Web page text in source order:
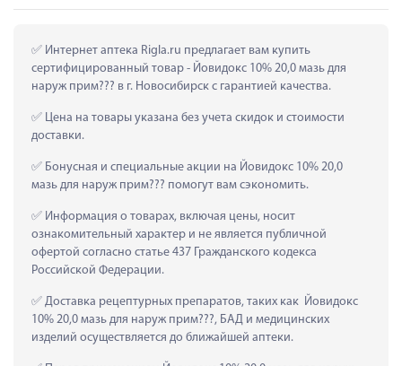
Интернет аптека Rigla.ru предлагает вам купить
сертифицированный товар - Йовидокс 10% 20,0 мазь для
наруж прим??? в г. Новосибирск с гарантией качества.
Цена на товары указана без учета скидок и стоимости
доставки.
Бонусная и специальные акции на Йовидокс 10% 20,0
мазь для наруж прим??? помогут вам сэкономить.
Информация о товарах, включая цены, носит
ознакомительный характер и не является публичной
офертой согласно статье 437 Гражданского кодекса
Российской Федерации.
Доставка рецептурных препаратов, таких как  Йовидокс
10% 20,0 мазь для наруж прим???, БАД и медицинских
изделий осуществляется до ближайшей аптеки.